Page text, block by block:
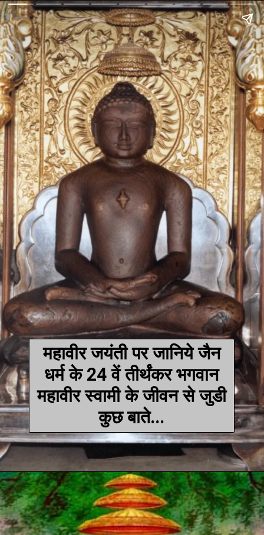
महावीर जयंती पर जानिये जैन
धर्म के 24 वें तीर्थंकर भगवान
महावीर स्वामी के जीवन से जुडी
कुछ बाते...